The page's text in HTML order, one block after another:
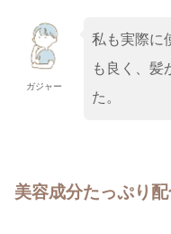
ガジャー
私も実際に
も良く、髪
た。
美容成分たっぷり